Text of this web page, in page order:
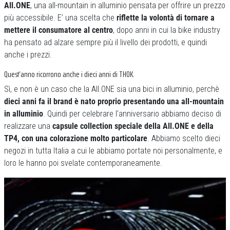
All.ONE, una all-mountain in alluminio pensata per offrire un prezzo
più accessibile. E’ una scelta che riflette la volontà di tornare a
mettere il consumatore al centro, dopo anni in cui la bike industry
ha pensato ad alzare sempre più il livello dei prodotti, e quindi
anche i prezzi.
Quest’anno ricorrono anche i dieci anni di THOK.
Sì, e non è un caso che la All.ONE sia una bici in alluminio, perchè
dieci anni fa il brand è nato proprio presentando una all-mountain
in alluminio. Quindi per celebrare l’anniversario abbiamo deciso di
realizzare una capsule collection speciale della All.ONE e della
TP4, con una colorazione molto particolare. Abbiamo scelto dieci
negozi in tutta Italia a cui le abbiamo portate noi personalmente, e
loro le hanno poi svelate contemporaneamente.